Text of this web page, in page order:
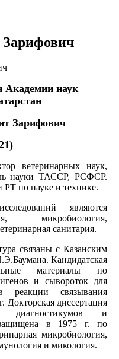
Зарифович
Академии наук
Зарифович
ветеринарных наук,
науки ТАССР, РСФСР.
РТ по науке и технике.
являются
микробиология,
санитария.
связаны с Казанским
Кандидатская
материалы по
и сывороток для
связывания
Докторская диссертация
диагностикумов и
в 1975 г. по
микробиология,
и микология.